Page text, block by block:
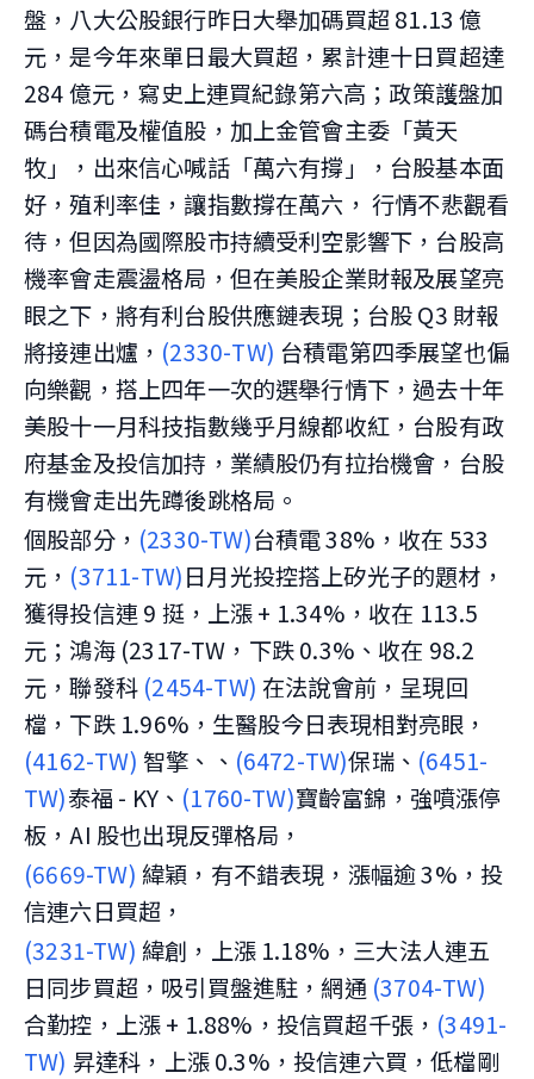
盤，八大公股銀行昨日大舉加碼買超 81.13 億
元，是今年來單日最大買超，累計連十日買超達
284 億元，寫史上連買紀錄第六高；政策護盤加
碼台積電及權值股，加上金管會主委「黃天
牧」，出來信心喊話「萬六有撐」，台股基本面
好，殖利率佳，讓指數撐在萬六， 行情不悲觀看
待，但因為國際股市持續受利空影響下，台股高
機率會走震盪格局，但在美股企業財報及展望亮
眼之下，將有利台股供應鏈表現；台股 Q3 財報
將接連出爐， (2330-TW) 台積電第四季展望也偏
向樂觀，搭上四年一次的選舉行情下，過去十年
美股十一月科技指數幾乎月線都收紅，台股有政
府基金及投信加持，業績股仍有拉抬機會，台股
有機會走出先蹲後跳格局。
個股部分， (2330-TW)台積電 38%，收在 533
元， (3711-TW)日月光投控搭上矽光子的題材，
獲得投信連 9 挺，上漲 + 1.34%，收在 113.5
元；鴻海 (2317-TW，下跌 0.3%、收在 98.2
元，聯發科 (2454-TW) 在法說會前，呈現回
檔，下跌 1.96%，生醫股今日表現相對亮眼，
(4162-TW) 智擎、、 (6472-TW)保瑞、 (6451-
TW)泰福 - KY、 (1760-TW)寶齡富錦，強噴漲停
板，AI 股也出現反彈格局，
(6669-TW) 緯穎，有不錯表現，漲幅逾 3%，投
信連六日買超，
(3231-TW) 緯創，上漲 1.18%，三大法人連五
日同步買超，吸引買盤進駐，網通 (3704-TW)
合勤控，上漲 + 1.88%，投信買超千張， (3491-
TW) 昇達科，上漲 0.3%，投信連六買，低檔剛